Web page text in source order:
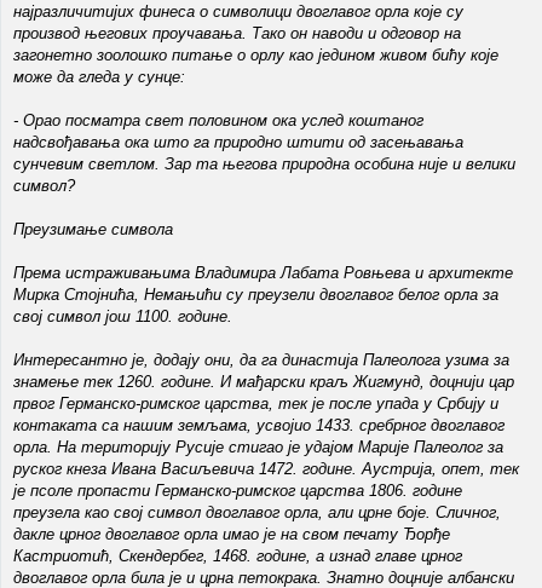
најразличитијих финеса о символици двоглавог орла које су
производ његових проучавања. Тако он наводи и одговор на
загонетно зоолошко питање о орлу као једином живом бићу које
може да гледа у сунце:
- Орао посматра свет половином ока услед коштаног
надсвођавања ока што га природно штити од засењавања
сунчевим светлом. Зар та његова природна особина није и велики
символ?
Преузимање символа
Према истраживањима Владимира Лабата Ровњева и архитекте
Мирка Стојнића, Немањићи су преузели двоглавог белог орла за
свој символ још 1100. године.
Интересантно је, додају они, да га династија Палеолога узима за
знамење тек 1260. године. И мађарски краљ Жигмунд, доцнији цар
првог Германско-римског царства, тек је после упада у Србију и
контаката са нашим земљама, усвојио 1433. сребрног двоглавог
орла. На територију Русије стигао је удајом Марије Палеолог за
руског кнеза Ивана Васиљевича 1472. године. Аустрија, опет, тек
је псоле пропасти Германско-римског царства 1806. године
преузела као свој символ двоглавог орла, али црне боје. Сличног,
дакле црног двоглавог орла имао је на свом печату Ђорђе
Кастриотић, Скендербег, 1468. године, а изнад главе црног
двоглавог орла била је и црна петокрака. Знатно доцније албански